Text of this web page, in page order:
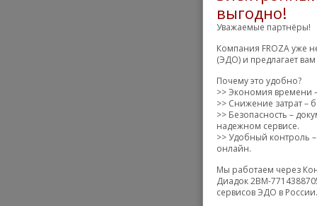
выгодно!
Уважаемые партнёры!
Компания FROZA уже
(ЭДО) и предлагает
Почему это удобно?
>> Экономия времени
>> Снижение затрат –
>> Безопасность –
надежном сервисе.
>> Удобный контроль
онлайн.
Мы работаем через
Диадок 2BM-
сервисов ЭДО в